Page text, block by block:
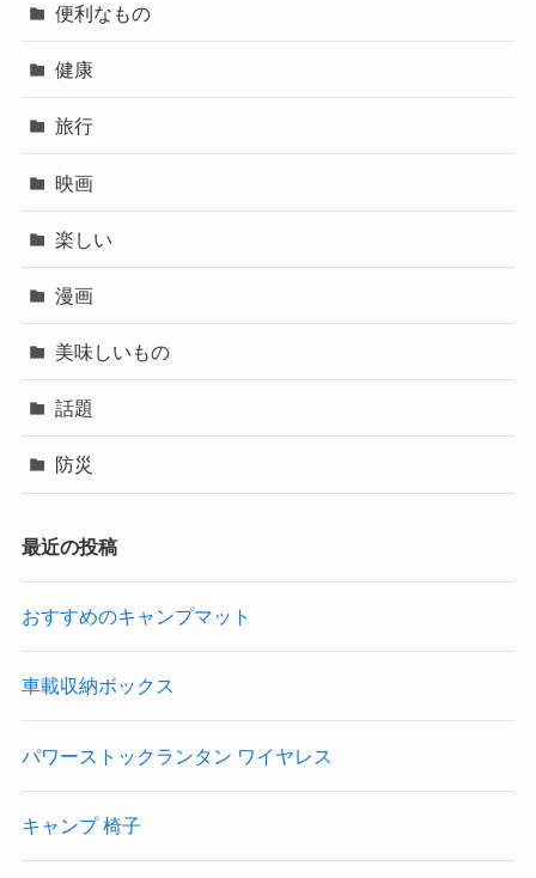
便利なもの
健康
旅行
映画
楽しい
漫画
美味しいもの
話題
防災
最近の投稿
おすすめのキャンプマット
車載収納ボックス
パワーストックランタン ワイヤレス
キャンプ 椅子